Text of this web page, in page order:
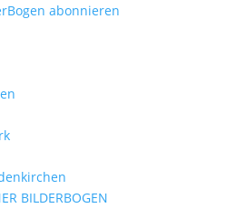
abonnieren
BILDERBOGEN